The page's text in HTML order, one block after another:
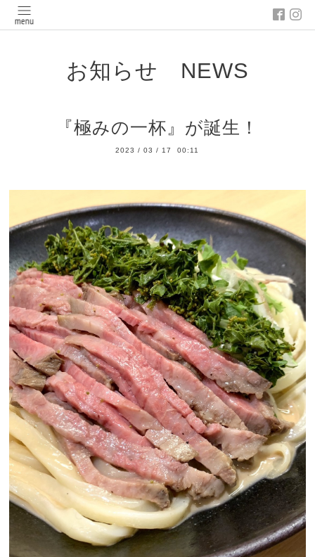
お知らせ NEWS
『極みの一杯』が誕生！
2023 /03 / 17 00:11